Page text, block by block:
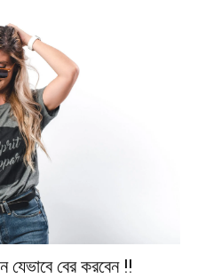
যেভাবে বের করবেন !!